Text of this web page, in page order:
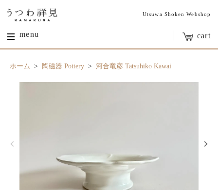
Utsuwa Shoken Webshop
menu cart
ホーム > 陶磁器 Pottery > 河合竜彦 Tatsuhiko Kawai